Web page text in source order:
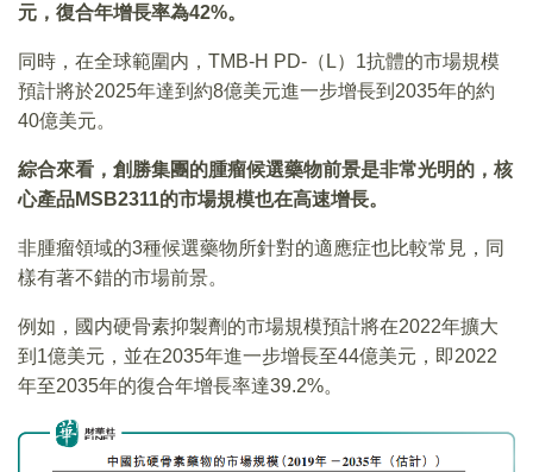
元 ， 復合年增長率為42%。
同時，在全球範圍内，TMB-H PD-（L）1抗體的市場規模
預計將於2025年達到約8億美元進一步增長到2035年的約
40億美元。
綜合來看 ， 創勝集團的腫瘤候選藥物前景是非常光明的 ， 核
心產品MSB2311的市場規模也在高速增長。
非腫瘤領域的3種候選藥物所針對的適應症也比較常見，同
樣有著不錯的市場前景。
例如，國内硬骨素抑製劑的市場規模預計將在2022年擴大
到1億美元，並在2035年進一步增長至44億美元，即2022
年至2035年的復合年增長率達39.2%。